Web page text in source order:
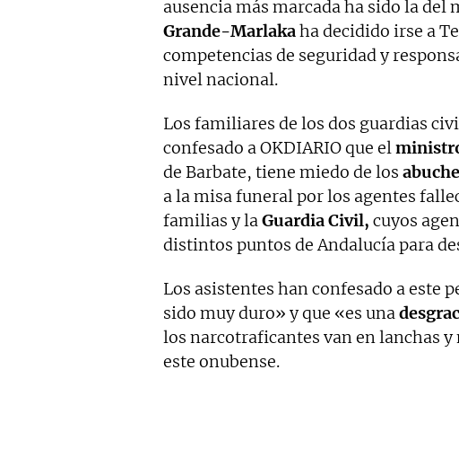
ausencia más marcada ha sido la
Grande-Marlakaha decidido irse a
competencias de seguridad y
nivel nacional.
Los familiares de los dos guardias
confesado a OKDIARIO que el
de Barbate, tiene miedo de los
a la misa funeral por los agentes
familias y la Guardia Civil, cuyos
distintos puntos de Andalucía para
Los asistentes han confesado a este
sido muy duro» y que «es una
los narcotraficantes van en lanchas y
este onubense.